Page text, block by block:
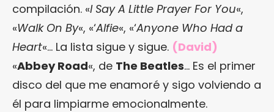
compilación. «I Say A Little Prayer For You«,
«Walk On By«, «‘Alfie«, «‘Anyone Who Had a
Heart«… La lista sigue y sigue. (David)
«Abbey Road«, de The Beatles… Es el primer
disco del que me enamoré y sigo volviendo a
él para limpiarme emocionalmente.